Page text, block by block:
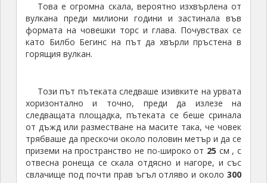
Това е огромна скала, вероятно изхвърлена от
вулкана преди милиони години и застинала във
формата на човешки торс и глава. Почувствах се
като Билбо Бегинс на път да хвърли пръстена в
горящия вулкан.
Този път пътеката следваше изивките на урвата
хоризонтално и точно, преди да излезе на
следващата площадка, пътеката се беше сринала
от дъжд или разместване на масите така, че човек
трябваше да прескочи около половин метър и да се
приземи на пространство не по-широко от 25 см , с
отвесна ронеща се скала отдясно и нагоре, и със
свлачище под почти прав ъгъл отляво и около300